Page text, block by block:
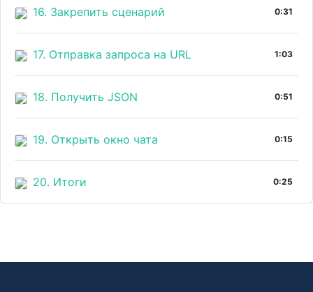
16. Закрепить сценарий 0:31
17. Отправка запроса на URL 1:03
18. Получить JSON 0:51
19. Открыть окно чата 0:15
20. Итоги 0:25